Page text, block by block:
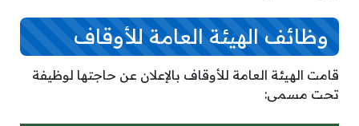
وظائف الهيئة العامة للأوقاف
قامت الهيئة العامة للأوقاف بالإعلان عن حاجتها لوظيفة
تحت مسمى: